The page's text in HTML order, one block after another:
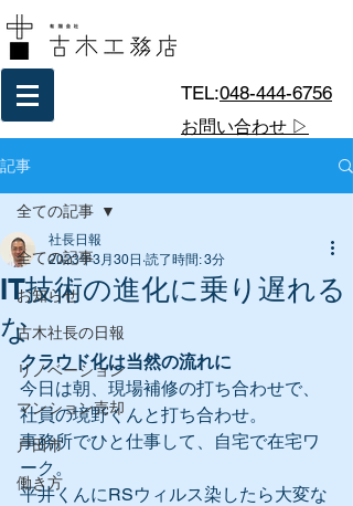
TEL:048-444-6756
お問い合わせ ▷
記事
全ての記事
お知らせ
古木社長の日報
リノベーション
マンション売却
戸田市
働き方
全ての記事
IT技術の進化に乗り遅れる
な
社長日報
2023年3月30日 読了時間: 3分
クラウド化は当然の流れに
今日は朝、現場補修の打ち合わせで、
社員の境野くんと打ち合わせ。
事務所でひと仕事して、自宅で在宅ワ
ーク。
平井くんにRSウィルス染したら大変な